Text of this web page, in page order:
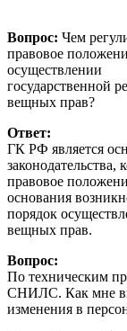
Вопрос: Чем
правовое
осуществлении
государственной
вещных
Ответ:
ГК РФ является
законодательства,
правовое
основания
порядок
вещных прав.
Вопрос:
По техническим
СНИЛС. Как мне
изменения в